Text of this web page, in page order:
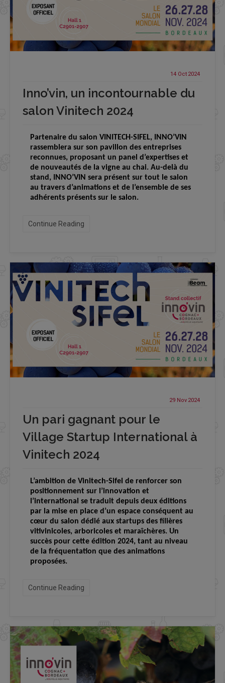
14 Oct 2024
Inno’vin, un incontournable du
salon Vinitech 2024
Partenaire du salon VINITECH-SIFEL, INNO’VIN
rassemblera sur son pavillon des entreprises
reconnues, proposant un panel d’expertises et
de nouveautés de la vigne au chai. Au-delà du
stand, INNO’VIN sera présent sur tout le salon
au travers d’animations et de l’ensemble de ses
adhérents présents sur le salon.
Continue Reading
29 Nov 2024
Un pari gagnant pour le
Village Startup International à
Vinitech 2024
L’ambition de Vinitech-Sifel de renforcer son
positionnement sur l’innovation et
l’international se traduit depuis deux éditions
par la mise en place d’un espace conséquent au
cœur du salon dédié aux startups des filières
vitivinicoles, arboricoles et maraîchères. Un
succès pour cette édition 2024, tant au niveau
de la fréquentation que des animations
proposées.
Continue Reading